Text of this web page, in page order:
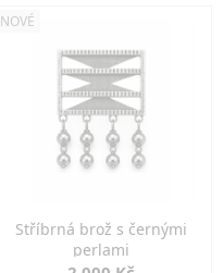
NOVÉ
Stříbrná brož s černými
perlami